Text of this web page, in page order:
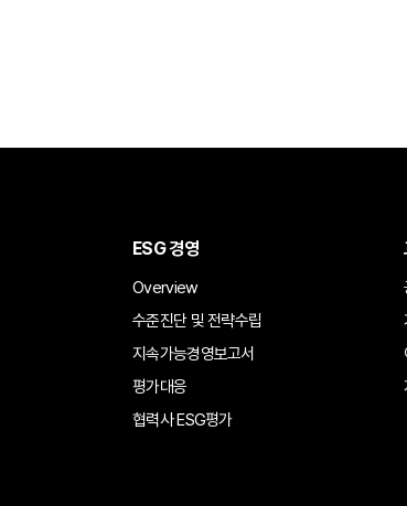
ESG 경영
Overview
수준진단 및 전략수립
지속가능경영보고서
평가대응
협력사 ESG평가